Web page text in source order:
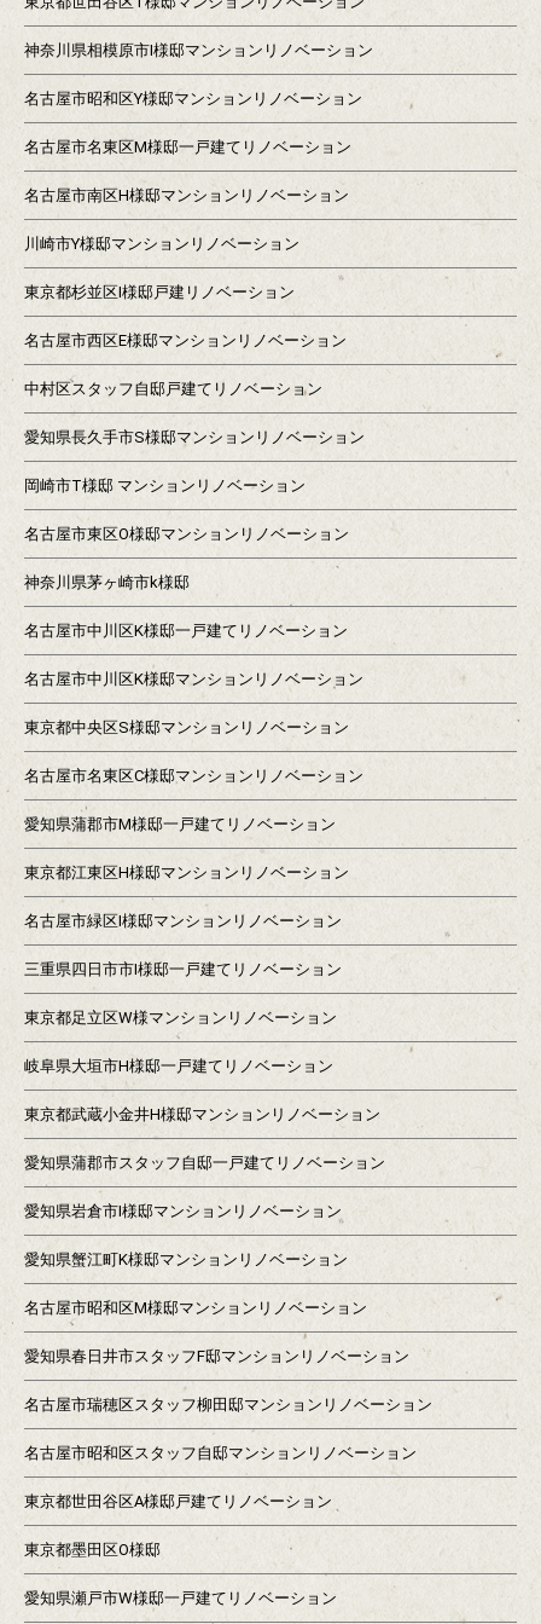
神奈川県相模原市I様邸マンションリノベーション
名古屋市昭和区Y様邸マンションリノベーション
名古屋市名東区M様邸一戸建てリノベーション
名古屋市南区H様邸マンションリノベーション
川崎市Y様邸マンションリノベーション
東京都杉並区I様邸戸建リノベーション
名古屋市西区E様邸マンションリノベーション
中村区スタッフ自邸戸建てリノベーション
愛知県長久手市S様邸マンションリノベーション
岡崎市T様邸 マンションリノベーション
名古屋市東区O様邸マンションリノベーション
神奈川県茅ヶ崎市k様邸
名古屋市中川区K様邸一戸建てリノベーション
名古屋市中川区K様邸マンションリノベーション
東京都中央区S様邸マンションリノベーション
名古屋市名東区C様邸マンションリノベーション
愛知県蒲郡市M様邸一戸建てリノベーション
東京都江東区H様邸マンションリノベーション
名古屋市緑区I様邸マンションリノベーション
三重県四日市市I様邸一戸建てリノベーション
東京都足立区W様マンションリノベーション
岐阜県大垣市H様邸一戸建てリノベーション
東京都武蔵小金井H様邸マンションリノベーション
愛知県蒲郡市スタッフ自邸一戸建てリノベーション
愛知県岩倉市I様邸マンションリノベーション
愛知県蟹江町K様邸マンションリノベーション
名古屋市昭和区M様邸マンションリノベーション
愛知県春日井市スタッフF邸マンションリノベーション
名古屋市瑞穂区スタッフ柳田邸マンションリノベーション
名古屋市昭和区スタッフ自邸マンションリノベーション
東京都世田谷区A様邸戸建てリノベーション
東京都墨田区O様邸
愛知県瀬戸市W様邸一戸建てリノベーション